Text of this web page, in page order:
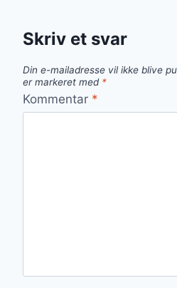
Skriv et svar
Din e-mailadresse vil ikke blive
er markeret med *
Kommentar *